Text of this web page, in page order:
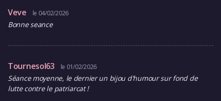
Veve le 04/02/2026
Bonne seance
Tournesol63 le 01/02/2026
Séance moyenne, le dernier un bijou d'humour sur fond de
lutte contre le patriarcat !